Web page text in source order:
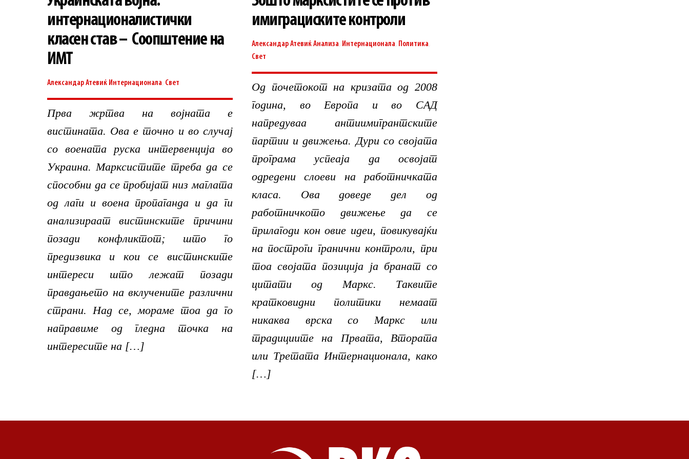
интернационалистички
класен став – Соопштение на
ИМТ
Александар Атевиќ Интернационала Свет
Прва жртва на војната е
вистината. Ова е точно и во случај
со воената руска интервенција во
Украина. Марксистите треба да се
способни да се пробијат низ маглата
од лаги и воена пропаганда и да ги
анализираат вистинските причини
позади конфликтот; што го
предизвика и кои се вистинските
интереси што лежат позади
правдањето на вклучените различни
страни. Над се, мораме тоа да го
направиме од гледна точка на
интересите на […]
имиграциските контроли
Александар АтевиќАнализа Интернационала Политика
Свет
Од почетокот на кризата од 2008
година, во Европа и во САД
напредуваа антиимигрантските
партии и движења. Дури со својата
програма успеаја да освојат
одредени слоеви на работничката
класа. Ова доведе дел од
работничкото движење да се
прилагоди кон овие идеи, повикувајќи
на построги гранични контроли, при
тоа својата позиција ја бранат со
цитати од Маркс. Таквите
кратковидни политики немаат
никаква врска со Маркс или
традициите на Првата, Втората
или Третата Интернационала, како
[…]